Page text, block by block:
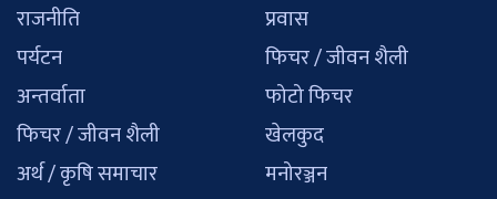
राजनीति
पर्यटन
अन्तर्वाता
फिचर / जीवन शैली
अर्थ / कृषि समाचार
प्रवास
फिचर / जीवन शैली
फोटो फिचर
खेलकुद
मनोरञ्जन